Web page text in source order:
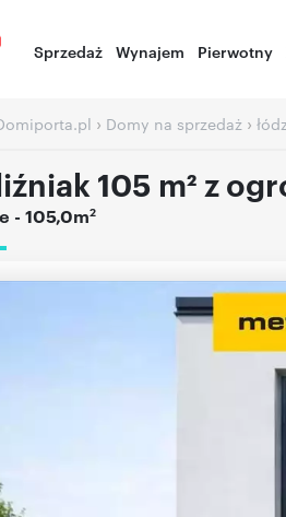
Sprzedaż Wynajem Pierwotny
› Domy na sprzedaż ›
105 m² z
- 105,0m2